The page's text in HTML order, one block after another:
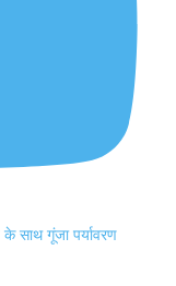
साथ गूंजा पर्यावरण